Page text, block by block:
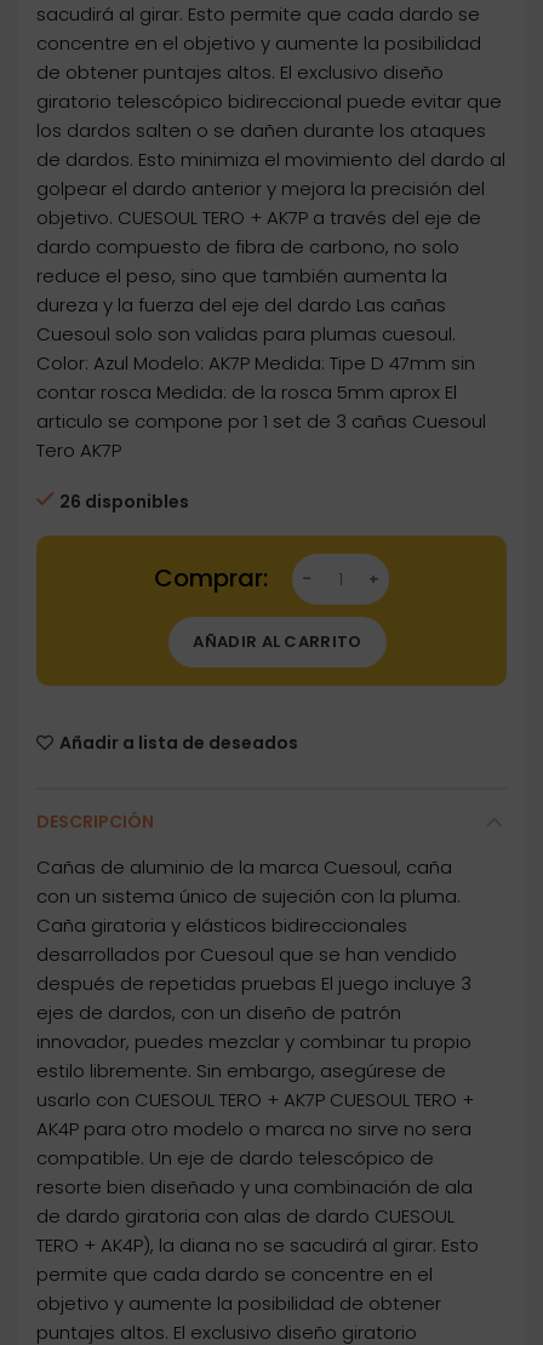
sacudirá al girar. Esto permite que cada dardo se
concentre en el objetivo y aumente la posibilidad
de obtener puntajes altos. El exclusivo diseño
giratorio telescópico bidireccional puede evitar que
los dardos salten o se dañen durante los ataques
de dardos. Esto minimiza el movimiento del dardo al
golpear el dardo anterior y mejora la precisión del
objetivo. CUESOUL TERO + AK7P a través del eje de
dardo compuesto de fibra de carbono, no solo
reduce el peso, sino que también aumenta la
dureza y la fuerza del eje del dardo Las cañas
Cuesoul solo son validas para plumas cuesoul.
Color: Azul Modelo: AK7P Medida: Tipe D 47mm sin
contar rosca Medida: de la rosca 5mm aprox El
articulo se compone por 1 set de 3 cañas Cuesoul
Tero AK7P
26 disponibles
Dartstore Cañas Shaft Cuesoul Tero AK7P
AÑADIR AL CARRITO
Añadir a lista de deseados
DESCRIPCIÓN
Cañas de aluminio de la marca Cuesoul, caña
con un sistema único de sujeción con la pluma.
Caña giratoria y elásticos bidireccionales
desarrollados por Cuesoul que se han vendido
después de repetidas pruebas El juego incluye 3
ejes de dardos, con un diseño de patrón
innovador, puedes mezclar y combinar tu propio
estilo libremente. Sin embargo, asegúrese de
usarlo con CUESOUL TERO + AK7P CUESOUL TERO +
AK4P para otro modelo o marca no sirve no sera
compatible. Un eje de dardo telescópico de
resorte bien diseñado y una combinación de ala
de dardo giratoria con alas de dardo CUESOUL
TERO + AK4P), la diana no se sacudirá al girar. Esto
permite que cada dardo se concentre en el
objetivo y aumente la posibilidad de obtener
puntajes altos. El exclusivo diseño giratorio